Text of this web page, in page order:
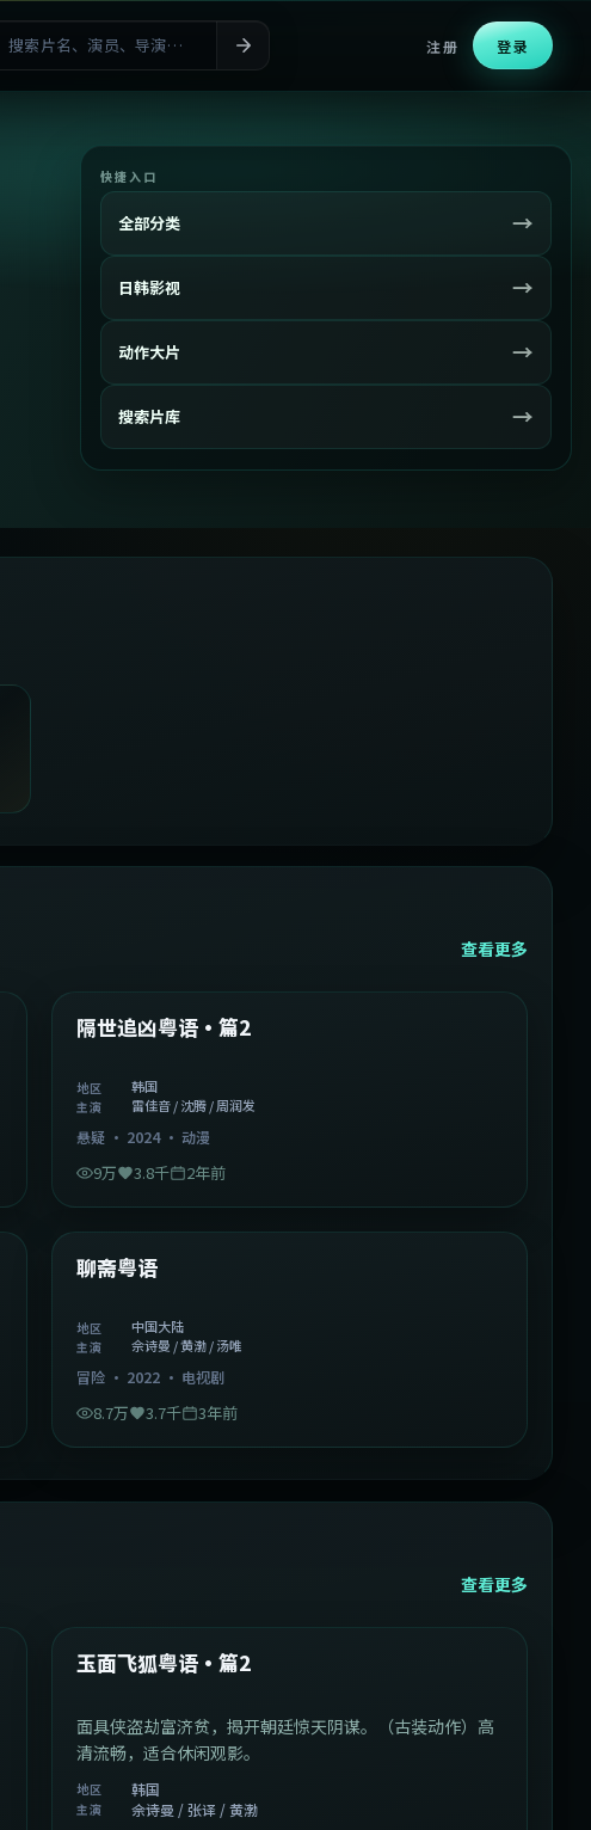
注册 登录
快捷入口
全部分类 →
日韩影视 →
动作大片 →
搜索片库 →
查看更多
精选
2:05:21
隔世追凶粤语·篇2
地区 韩国
主演 雷佳音 / 沈腾 / 周润发
悬疑· 2024· 动漫
9万 3.8千 2年前
精选
中国大陆 2:02:43
聊斋粤语
地区 中国大陆
主演 佘诗曼 / 黄渤 / 汤唯
冒险· 2022· 电视剧
8.7万 3.7千 3年前
查看更多
热门
2:13:08
玉面飞狐粤语·篇2
面具侠盗劫富济贫，揭开朝廷惊天阴谋。（古装动作）高
清流畅，适合休闲观影。
地区 韩国
主演
佘诗曼 / 张译 / 黄渤